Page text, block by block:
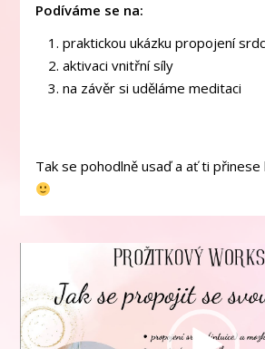
Podíváme se na:
praktickou ukázku propojení
aktivaci vnitřní síly
na závěr si uděláme meditaci
Tak se pohodlně usaď a ať ti